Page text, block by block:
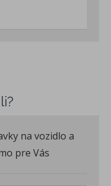
na vozidlo a
pre Vás